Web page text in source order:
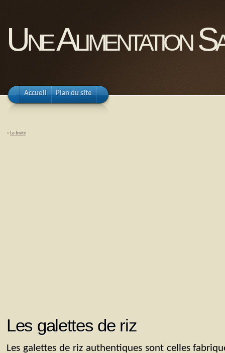
Une Alimentation
Accueil Plan du site
« La truite
Les galettes de riz
Les galettes de riz authentiques sont celles